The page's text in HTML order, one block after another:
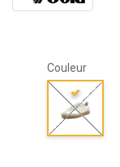
Couleur